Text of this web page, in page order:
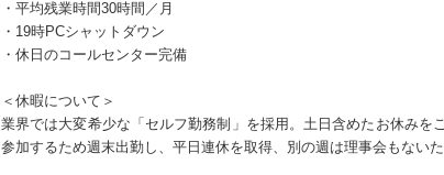
・平均残業時間30時間／月
・19時PCシャットダウン
・休日のコールセンター完備
＜休暇について＞
業界では大変希少な「セルフ勤務制」を採用。土日含めたお休み
参加するため週末出勤し、平日連休を取得、別の週は理事会もない